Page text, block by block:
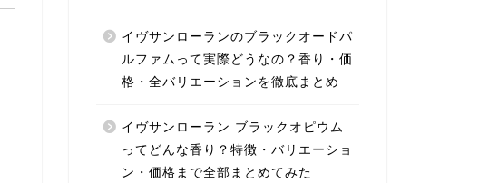
イヴサンローランのブラックオードパ
ルファムって実際どうなの？香り・価
格・全バリエーションを徹底まとめ
イヴサンローラン ブラックオピウム
ってどんな香り？特徴・バリエーショ
ン・価格まで全部まとめてみた